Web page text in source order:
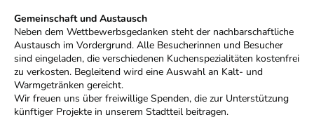
Gemeinschaft und Austausch
Neben dem Wettbewerbsgedanken steht der nachbarschaftliche
Austausch im Vordergrund. Alle Besucherinnen und Besucher
sind eingeladen, die verschiedenen Kuchenspezialitäten kostenfrei
zu verkosten. Begleitend wird eine Auswahl an Kalt- und
Warmgetränken gereicht.
Wir freuen uns über freiwillige Spenden, die zur Unterstützung
künftiger Projekte in unserem Stadtteil beitragen.